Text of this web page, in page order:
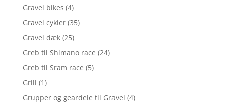
Gravel bikes (4)
Gravel cykler (35)
Gravel dæk (25)
Greb til Shimano race (24)
Greb til Sram race (5)
Grill (1)
Grupper og geardele til Gravel (4)